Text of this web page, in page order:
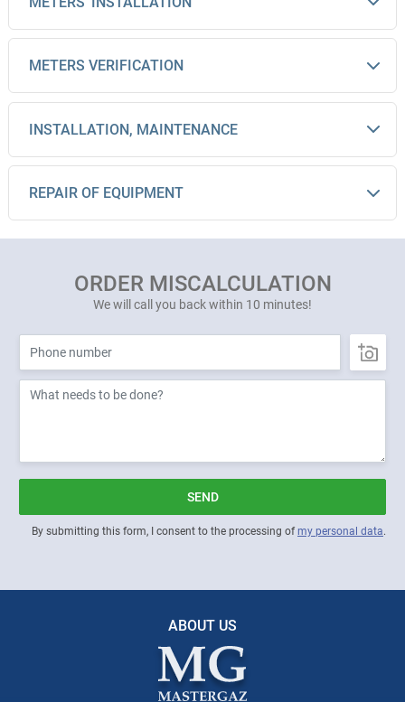
METERS VERIFICATION
INSTALLATION, MAINTENANCE
REPAIR OF EQUIPMENT
ORDER MISCALCULATION
We will call you back within 10 minutes!
SEND
By submitting this form, I consent to the processing ofmy personal data.
ABOUT US